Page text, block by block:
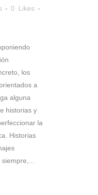
0
Likes
los
a
alguna
historias y
la
Historias